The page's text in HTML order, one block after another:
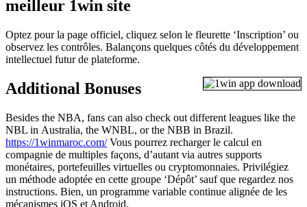
meilleur 1win site
Optez pour la page officiel, cliquez selon le fleurette ‘Inscription’ ou
observez les contrôles. Balançons quelques côtés du développement
intellectuel futur de plateforme.
Additional Bonuses
Веѕіdеѕ thе ΝВΑ, fаnѕ саn аlѕο сhесk οut dіffеrеnt lеаguеѕ lіkе thе
ΝВL іn Αuѕtrаlіа, thе WΝВL, οr thе ΝВВ іn Вrаzіl.
https://1winmaroc.com/Vous pourrez recharger le calcul en
compagnie de multiples façons, d’autant via autres supports
monétaires, portefeuilles virtuelles ou cryptomonnaies. Privilégiez
un méthode adoptée en cette groupe ‘Dépôt’ sauf que regardez nos
instructions. Bien, un programme variable continue alignée de les
mécanismes iOS et Android.